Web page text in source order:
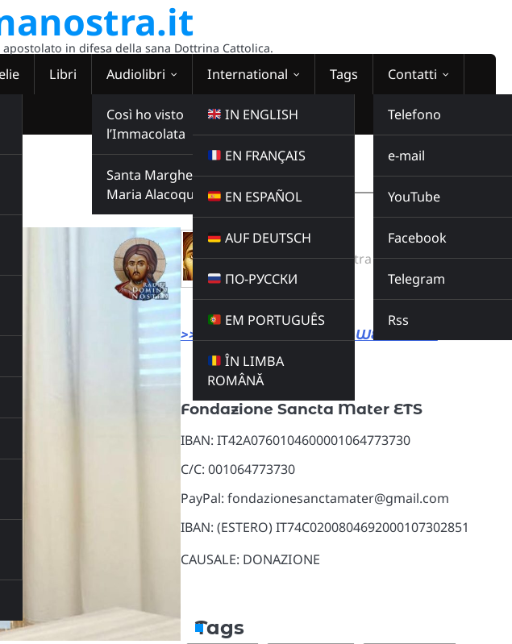
in difesa della sana Dottrina Cattolica.
Libri Audiolibri
Così ho visto
l’Immacolata
Santa Margherita
Maria Alacoque
International
IN ENGLISH
EN FRANÇAIS
EN ESPAÑOL
AUF DEUTSCH
ПО-РУССКИ
EM PORTUGUÊS
ÎN LIMBA
ROMÂNĂ
Tags Contatti
Telefono
e-mail
YouTube
Facebook
Telegram
Rss
WEBRADIO
00:00:00
AVE VERUM
Radio Domina Nostra
MUSICA
Buy this album
>>> LINK DIRETTO ALLA WEBRADIO
Donazioni
Fondazione Sancta Mater ETS
IBAN: IT42A0760104600001064773730
C/C: 001064773730
PayPal: fondazionesanctamater@gmail.com
IBAN: (ESTERO) IT74C0200804692000107302851
CAUSALE: DONAZIONE
Tags